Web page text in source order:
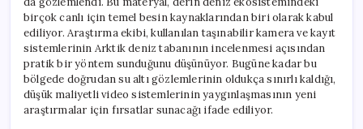
birçok canlı için temel besin kaynaklarından biri olarak kabul
ediliyor. Araştırma ekibi, kullanılan taşınabilir kamera ve kayıt
sistemlerinin Arktik deniz tabanının incelenmesi açısından
pratik bir yöntem sunduğunu düşünüyor. Bugüne kadar bu
bölgede doğrudan su altı gözlemlerinin oldukça sınırlı kaldığı,
düşük maliyetli video sistemlerinin yaygınlaşmasının yeni
araştırmalar için fırsatlar sunacağı ifade ediliyor.